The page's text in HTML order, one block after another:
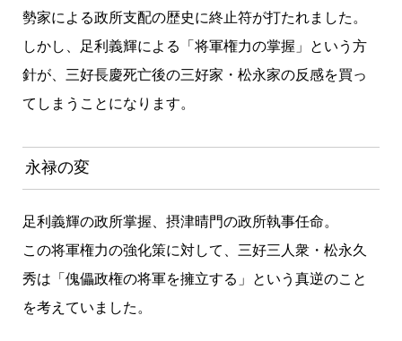
勢家による政所支配の歴史に終止符が打たれました。
しかし、足利義輝による「将軍権力の掌握」という方
針が、三好長慶死亡後の三好家・松永家の反感を買っ
てしまうことになります。
永禄の変
足利義輝の政所掌握、摂津晴門の政所執事任命。
この将軍権力の強化策に対して、三好三人衆・松永久
秀は「傀儡政権の将軍を擁立する」という真逆のこと
を考えていました。